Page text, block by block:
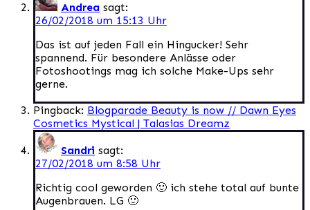
Andrea sagt:
26/02/2018 um 15:13 Uhr
Das ist auf jeden Fall ein Hingucker! Sehr
spannend. Für besondere Anlässe oder
Fotoshootings mag ich solche Make-Ups sehr
gerne.
Pingback: Blogparade Beauty is now // Dawn Eyes
Cosmetics Mystical | Talasias Dreamz
Sandri sagt:
27/02/2018 um 8:58 Uhr
Richtig cool geworden 🙂 ich stehe total auf bunte
Augenbrauen. LG 🙂